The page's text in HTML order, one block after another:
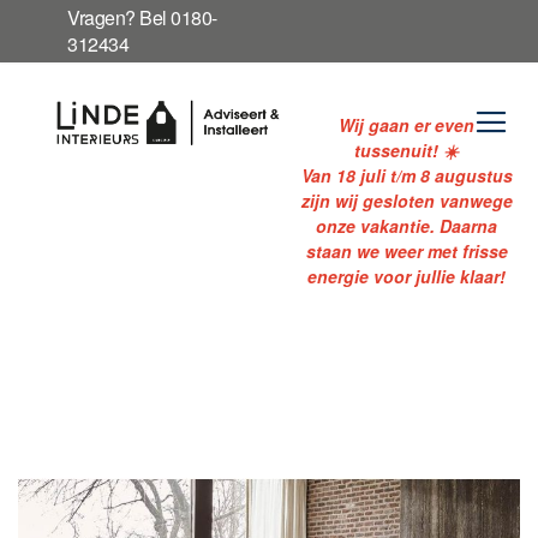
de
Vragen? Bel 0180-
312434
Wij gaan er even
tussenuit! ☀️
Van 18 juli t/m 8 augustus
zijn wij gesloten vanwege
onze vakantie. Daarna
staan we weer met frisse
energie voor jullie klaar!
einde
van